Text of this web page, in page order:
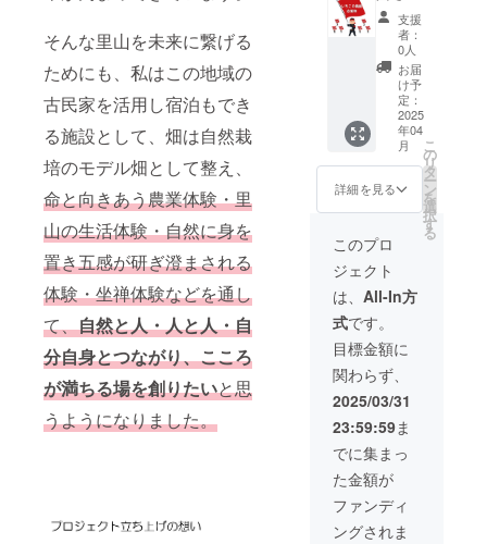
そんな里山を未来に繋げる
ためにも、私はこの地域の
古民家を活用し宿泊もでき
る施設として、畑は自然栽
培のモデル畑として整え、
命と向きあう農業体験・里
山の生活体験・自然に身を
置き五感が研ぎ澄まされる
体験・坐禅体験などを通し
て、自然と人・人と人・自
分自身とつながり、こころ
が満ちる場を創りたいと思
うようになりました。
いただ
きま
す。 ＊
このリ
ターン
10,000
円・
100,000
円のリ
ターン
と同じ
内容に
なりま
す。
者のき
よまつ
えいこ
から、
ご支援
いただ
いた方
に愛と
感謝の
気持ち
を込め
て、直
筆の御
礼の
メッ
セージ
（メー
ル又は
ハガ
キ）を
お送り
させて
いただ
きま
す。 ＊
感謝の
気持ち
を込め
て、古
民家の
壁面に
に応援
プラン
（100
万） 】
自然栽
培に取
り組
み、地
域活性
化、社
会貢献
に取り
組むい
ちこの
農園を
応援し
たい
方。 プ
ロジェ
クト責
任者の
きよま
つえい
こか
ら、ご
支援い
ただい
た方に
愛と感
謝の気
持ちを
支援
者：
0人
お届
け予
定：
2025
年04
月
詳細を見る
こ
の
リ
タ
ー
ン
を
選
択
す
る
このプロ
ジェクト
は、 All-In方
式です。
目標金額に
関わらず、
2025/03/31
23:59:59ま
でに集まっ
た金額が
ファンディ
ングされま